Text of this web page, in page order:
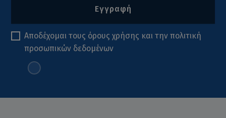
Εγγραφή
Αποδέχομαι τους όρους χρήσης και τηνπολιτική
προσωπικών δεδομένων